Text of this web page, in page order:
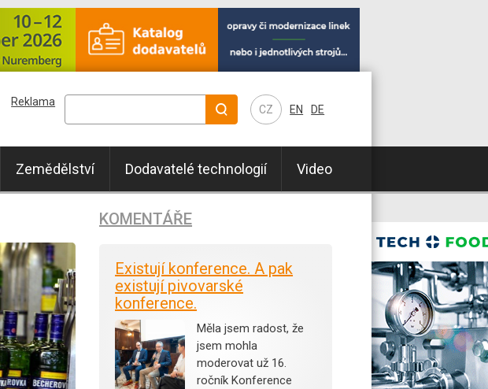
CZ EN DE
Zemědělství Dodavatelé technologií Video
Reklama
KOMENTÁŘE
Existují konference. A pak
existují pivovarské
konference.
Měla jsem radost, že
jsem mohla
moderovat už 16.
ročník Konference